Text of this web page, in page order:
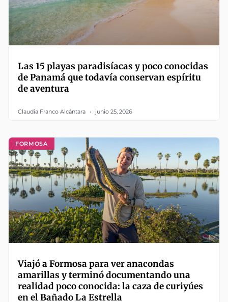
Las 15 playas paradisíacas y poco conocidas
de Panamá que todavía conservan espíritu
de aventura
Claudia Franco Alcántara junio 25, 2026
FORMOSA
Viajó a Formosa para ver anacondas
amarillas y terminó documentando una
realidad poco conocida: la caza de curiyúes
en el Bañado La Estrella